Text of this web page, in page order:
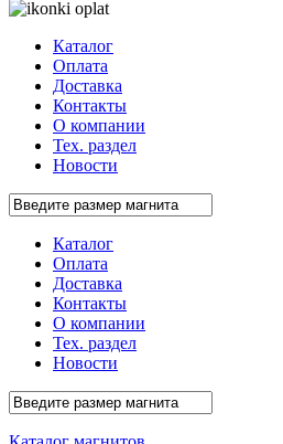
Каталог
Оплата
Доставка
Контакты
О компании
Тех. раздел
Новости
Каталог
Оплата
Доставка
Контакты
О компании
Тех. раздел
Новости